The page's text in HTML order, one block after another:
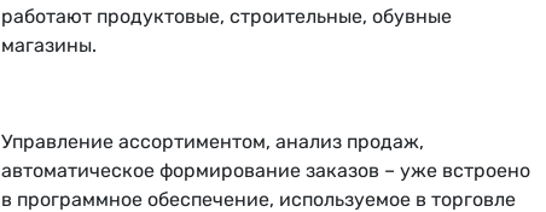
работают продуктовые, строительные, обувные
магазины.
Управление ассортиментом, анализ продаж,
автоматическое формирование заказов – уже встроено
в программное обеспечение, используемое в торговле